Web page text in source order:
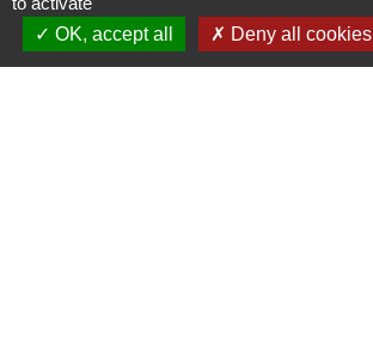
OK, accept all
Deny all cookies